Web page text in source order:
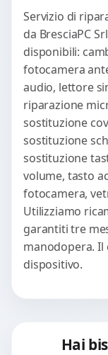
Servizio di
da BresciaPC
disponibili:
fotocamera
audio, lettore
riparazione
sostituzione
sostituzione
sostituzione
volume, tasto
fotocamera,
Utilizziamo
garantiti tre
manodopera. Il
dispositivo.
Hai